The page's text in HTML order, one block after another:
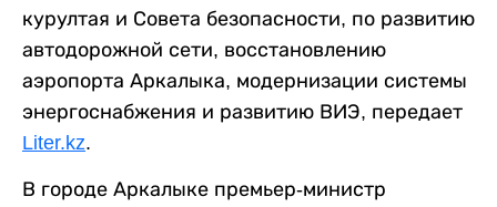
курултая и Совета безопасности, по развитию
автодорожной сети, восстановлению
аэропорта Аркалыка, модернизации системы
энергоснабжения и развитию ВИЭ, передает
Liter.kz.
В городе Аркалыке премьер-министр